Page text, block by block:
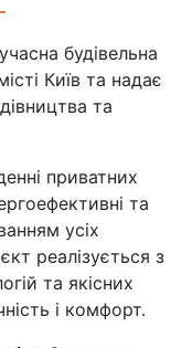
будівельна
Київ та надає
та
приватних
та
усіх
реалізується з
та якісних
і комфорт.